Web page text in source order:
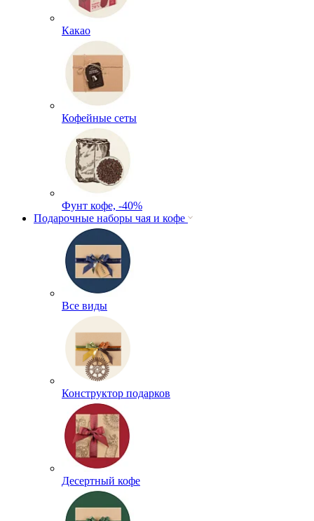
Какао
Кофейные сеты
Фунт кофе, -40%
Подарочные наборы чая и кофе
Все виды
Конструктор подарков
Десертный кофе